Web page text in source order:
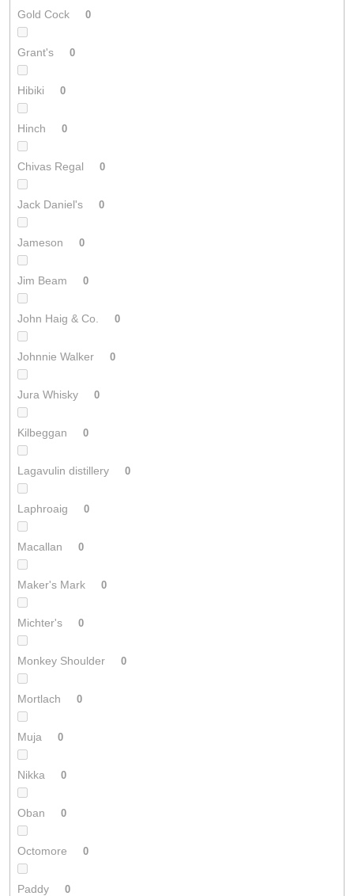
Gold Cock 0
Grant's 0
Hibiki 0
Hinch 0
Chivas Regal 0
Jack Daniel's 0
Jameson 0
Jim Beam 0
John Haig & Co. 0
Johnnie Walker 0
Jura Whisky 0
Kilbeggan 0
Lagavulin distillery 0
Laphroaig 0
Macallan 0
Maker's Mark 0
Michter's 0
Monkey Shoulder 0
Mortlach 0
Muja 0
Nikka 0
Oban 0
Octomore 0
Paddy 0